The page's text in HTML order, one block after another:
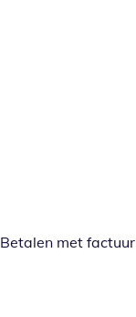
Betalen met factuur